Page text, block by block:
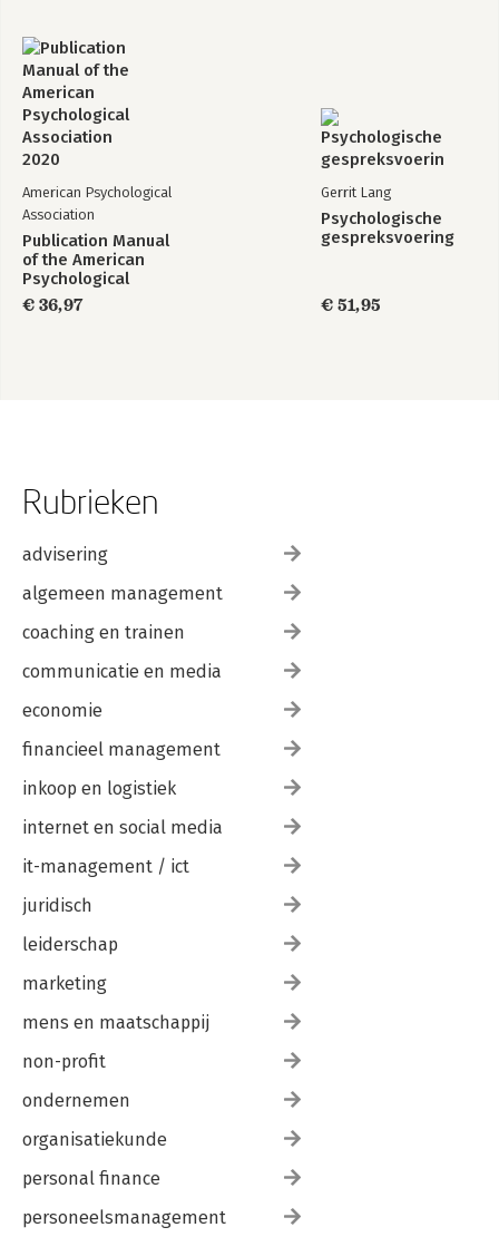
American Psychological
Association
Publication Manual
of the American
Psychological
Association 2020
€ 36,97
Gerrit Lang
Psychologische
gespreksvoering
€ 51,95
Rubrieken
advisering
algemeen management
coaching en trainen
communicatie en media
economie
financieel management
inkoop en logistiek
internet en social media
it-management / ict
juridisch
leiderschap
marketing
mens en maatschappij
non-profit
ondernemen
organisatiekunde
personal finance
personeelsmanagement